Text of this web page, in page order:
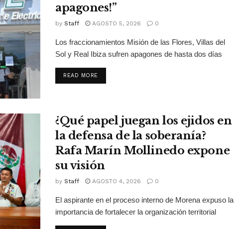
apagones!”
by Staff AGOSTO 5, 2026 0
Los fraccionamientos Misión de las Flores, Villas del
Sol y Real Ibiza sufren apagones de hasta dos días
READ MOREDETAILS
¿Qué papel juegan los ejidos en
la defensa de la soberanía?
Rafa Marín Mollinedo expone
su visión
by Staff AGOSTO 4, 2026 0
El aspirante en el proceso interno de Morena expuso la
importancia de fortalecer la organización territorial